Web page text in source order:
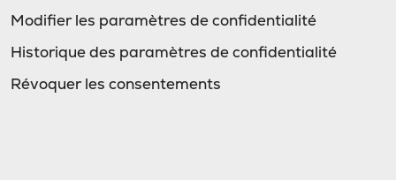
Modifier les paramètres de confidentialité
Historique des paramètres de confidentialité
Révoquer les consentements